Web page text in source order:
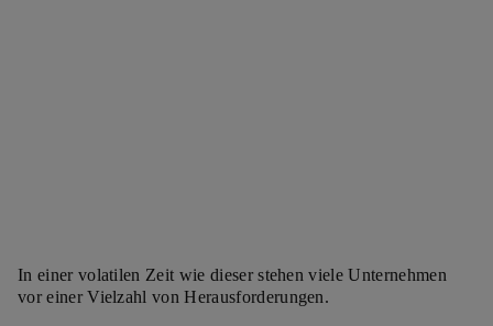
In einer volatilen Zeit wie dieser stehen viele Unternehmen
vor einer Vielzahl von Herausforderungen.